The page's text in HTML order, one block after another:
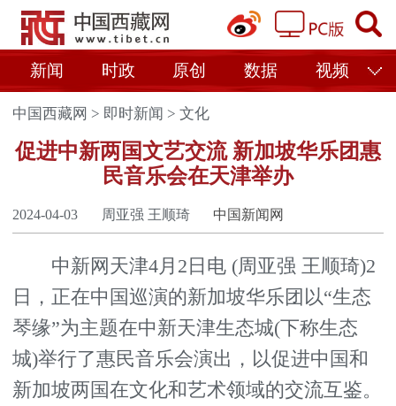
新闻 时政 原创 数据 视频
中国西藏网 > 即时新闻 >文化
促进中新两国文艺交流 新加坡华乐团惠
民音乐会在天津举办
2024-04-03 周亚强 王顺琦 中国新闻网
中新网天津4月2日电 (周亚强 王顺琦)2
日，正在中国巡演的新加坡华乐团以“生态
琴缘”为主题在中新天津生态城(下称生态
城)举行了惠民音乐会演出，以促进中国和
新加坡两国在文化和艺术领域的交流互鉴。